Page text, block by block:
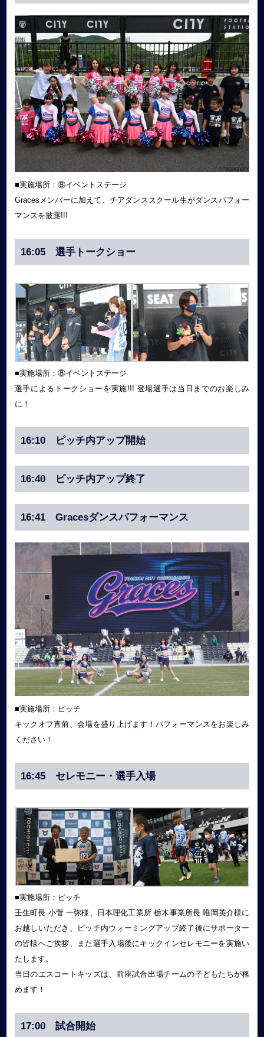
■実施場所：⑧イベントステージ
Gracesメンバーに加えて、チアダンススクール生がダンスパフォー
マンスを披露!!!
16:05 選手トークショー
■実施場所：⑧イベントステージ
選手によるトークショーを実施!!! 登場選手は当日までのお楽しみ
に！
16:10 ピッチ内アップ開始
16:40 ピッチ内アップ終了
16:41 Gracesダンスパフォーマンス
■実施場所：ピッチ
キックオフ直前、会場を盛り上げます！パフォーマンスをお楽しみ
ください！
16:45 セレモニー・選手入場
■実施場所：ピッチ
壬生町⻑ 小菅 一弥様、日本理化工業所 栃木事業所⻑ 唯岡英介様に
お越しいただき、ピッチ内ウォーミングアップ終了後にサポーター
の皆様へご挨拶、また選手入場後にキックインセレモニーを実施い
たします。
当日のエスコートキッズは、前座試合出場チームの子どもたちが務
めます！
17:00 試合開始